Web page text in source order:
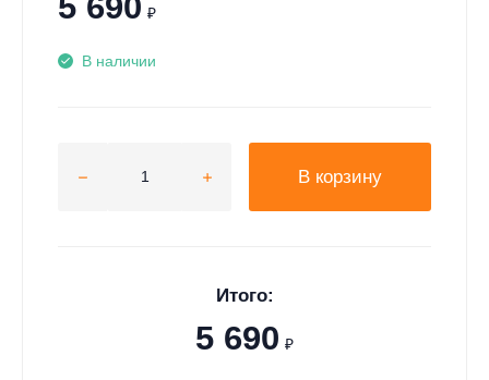
₽
В наличии
В корзину
Итого:
5 690 ₽